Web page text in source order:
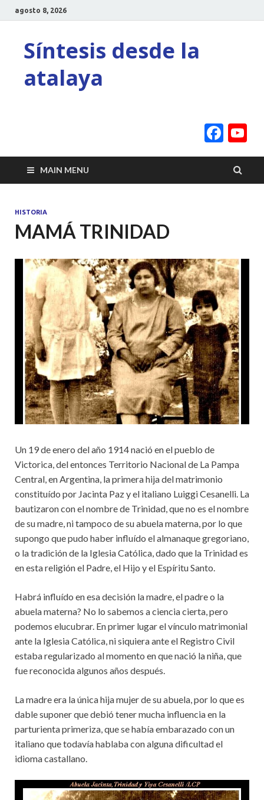
agosto 8, 2026
Síntesis desde la
atalaya
MAIN MENU
HISTORIA
MAMÁ TRINIDAD
Un 19 de enero del año 1914 nació en el pueblo de
Victorica, del entonces Territorio Nacional de La Pampa
Central, en Argentina, la primera hija del matrimonio
constituído por Jacinta Paz y el italiano Luiggi Cesanelli. La
bautizaron con el nombre de Trinidad, que no es el nombre
de su madre, ni tampoco de su abuela materna, por lo que
supongo que pudo haber influído el almanaque gregoriano,
o la tradición de la Iglesia Católica, dado que la Trinidad es
en esta religión el Padre, el Hijo y el Espíritu Santo.
Habrá influído en esa decisión la madre, el padre o la
abuela materna? No lo sabemos a ciencia cierta, pero
podemos elucubrar. En primer lugar el vínculo matrimonial
ante la Iglesia Católica, ni siquiera ante el Registro Civil
estaba regularizado al momento en que nació la niña, que
fue reconocida algunos años después.
La madre era la única hija mujer de su abuela, por lo que es
dable suponer que debió tener mucha influencia en la
parturienta primeriza, que se había embarazado con un
italiano que todavía hablaba con alguna dificultad el
idioma castallano.